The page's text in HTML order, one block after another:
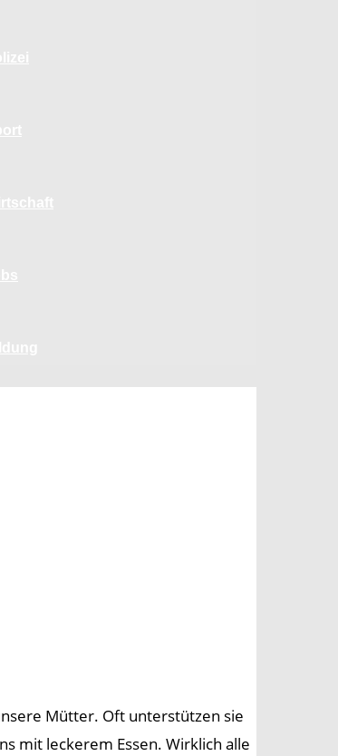
Mütter. Oft unterstützen sie
mit leckerem Essen. Wirklich alle